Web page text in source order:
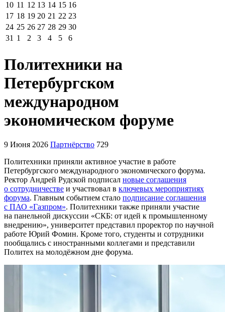
10 11 12 13 14 15 16
17 18 19 20 21 22 23
24 25 26 27 28 29 30
31 1 2 3 4 5 6
Политехники на
Петербургском
международном
экономическом форуме
9 Июня 2026 Партнёрство 729
Политехники приняли активное участие в работе
Петербургского международного экономического форума.
Ректор Андрей Рудской подписал новые соглашения
о сотрудничестве и участвовал в ключевых мероприятиях
форума. Главным событием стало подписание соглашения
с ПАО «Газпром». Политехники также приняли участие
на панельной дискуссии «СКБ: от идей к промышленному
внедрению», университет представил проректор по научной
работе Юрий Фомин. Кроме того, студенты и сотрудники
пообщались с иностранными коллегами и представили
Политех на молодёжном дне форума.